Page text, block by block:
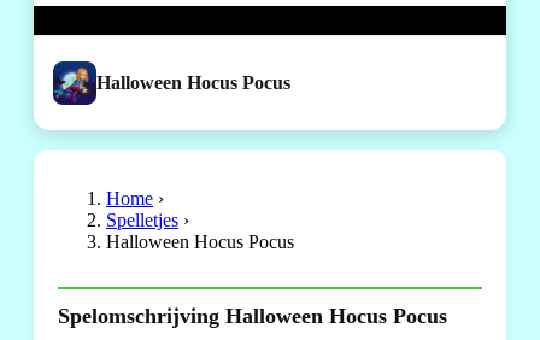
Halloween Hocus Pocus
Home ›
Spelletjes ›
Halloween Hocus Pocus
Spelomschrijving Halloween Hocus Pocus